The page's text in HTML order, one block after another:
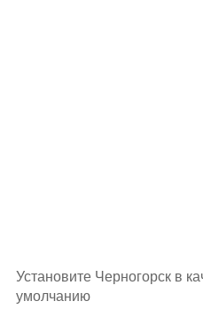
Установите Черногорск в
умолчанию